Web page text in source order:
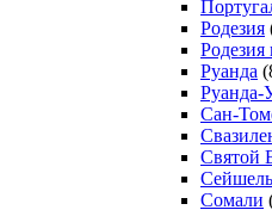
Родезия
Родезия
Руанда
Руанда-
Сан-
Святой
Сомали